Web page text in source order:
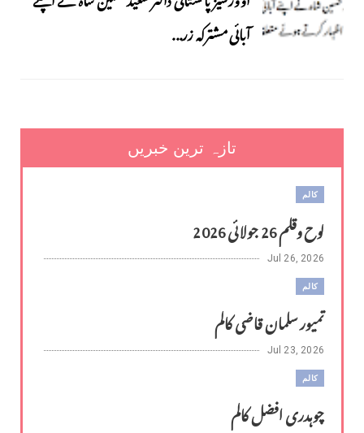
آبائی مشترکہ زر...
تازہ ترین خبریں
کالم
لوح وقلم 26 جولائی 2026
Jul 26, 2026
کالم
تمیور سلمان قاضی کالم
Jul 23, 2026
کالم
چوہدری افضل کالم